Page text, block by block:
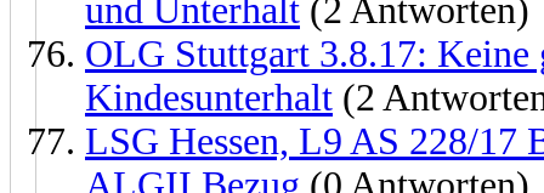
und Unterhalt (2 Antworten)
OLG Stuttgart 3.8.17: Keine
Kindesunterhalt (2
LSG Hessen, L9 AS 228/17